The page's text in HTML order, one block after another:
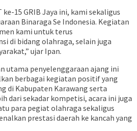
15 GRIB Jaya ini, kami sekaligus
Binaraga Se Indonesia. Kegiatan
kami untuk terus
di bidang olahraga, selain juga
ujar Ipan.
utama penyelenggaraan ajang ini
berbagai kegiatan positif yang
di Kabupaten Karawang serta
dari sekadar kompetisi, acara ini juga
para pegiat olahraga sekaligus
prestasi daerah ke kancah yang